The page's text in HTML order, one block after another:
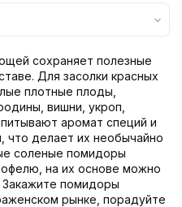
сохраняет полезные
Для засолки красных
плотные плоды,
вишни, укроп,
аромат специй и
что делает их необычайно
соленые помидоры
на их основе можно
Закажите помидоры
рынке, порадуйте